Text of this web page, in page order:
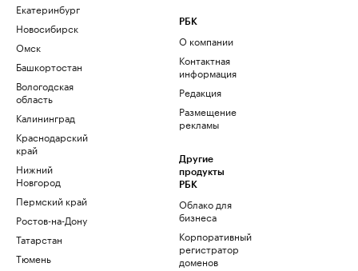
Екатеринбург
Новосибирск
Омск
Башкортостан
Вологодская
область
Калининград
Краснодарский
край
Нижний
Новгород
Пермский край
Ростов-на-Дону
Татарстан
Тюмень
РБК
О компании
Контактная
информация
Редакция
Размещение
рекламы
Другие
продукты
РБК
Облако для
бизнеса
Корпоративный
регистратор
доменов